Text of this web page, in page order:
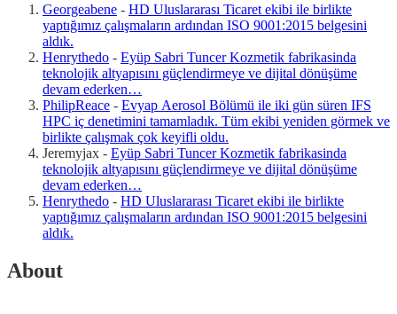
Georgeabene - HD Uluslararası Ticaret ekibi ile birlikte
yaptığımız çalışmaların ardından ISO 9001:2015 belgesini
aldık.
Henrythedo - Eyüp Sabri Tuncer Kozmetik fabrikasinda
teknolojik altyapısını güçlendirmeye ve dijital dönüşüme
devam ederken…
PhilipReace - Evyap Aerosol Bölümü ile iki gün süren IFS
HPC iç denetimini tamamladık. Tüm ekibi yeniden görmek ve
birlikte çalışmak çok keyifli oldu.
Jeremyjax - Eyüp Sabri Tuncer Kozmetik fabrikasinda
teknolojik altyapısını güçlendirmeye ve dijital dönüşüme
devam ederken…
Henrythedo - HD Uluslararası Ticaret ekibi ile birlikte
yaptığımız çalışmaların ardından ISO 9001:2015 belgesini
aldık.
About